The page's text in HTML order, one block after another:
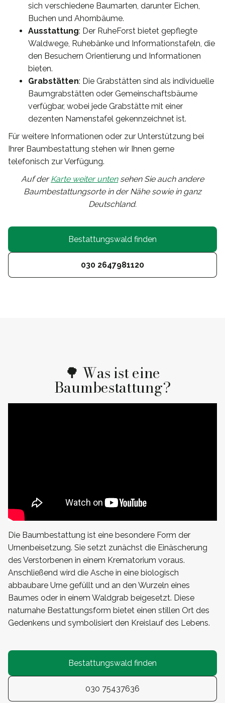
sich verschiedene Baumarten, darunter Eichen,
Buchen und Ahornbäume.
Ausstattung: Der RuheForst bietet gepflegte
Waldwege, Ruhebänke und Informationstafeln, die
den Besuchern Orientierung und Informationen
bieten.
Grabstätten: Die Grabstätten sind als individuelle
Baumgrabstätten oder Gemeinschaftsbäume
verfügbar, wobei jede Grabstätte mit einer
dezenten Namenstafel gekennzeichnet ist.
Für weitere Informationen oder zur Unterstützung bei
Ihrer Baumbestattung stehen wir Ihnen gerne
telefonisch zur Verfügung.
Auf derKarte weiter untensehen Sie auch andere
Baumbestattungsorte in der Nähe sowie in ganz
Deutschland.
Bestattungswald finden
030 2647981120
🌳 Was ist eine
Baumbestattung?
Die Baumbestattung ist eine besondere Form der
Urnenbeisetzung. Sie setzt zunächst die Einäscherung
des Verstorbenen in einem Krematorium voraus.
Anschließend wird die Asche in eine biologisch
abbaubare Urne gefüllt und an den Wurzeln eines
Baumes oder in einem Waldgrab beigesetzt. Diese
naturnahe Bestattungsform bietet einen stillen Ort des
Gedenkens und symbolisiert den Kreislauf des Lebens.
Bestattungswald finden
030 75437636